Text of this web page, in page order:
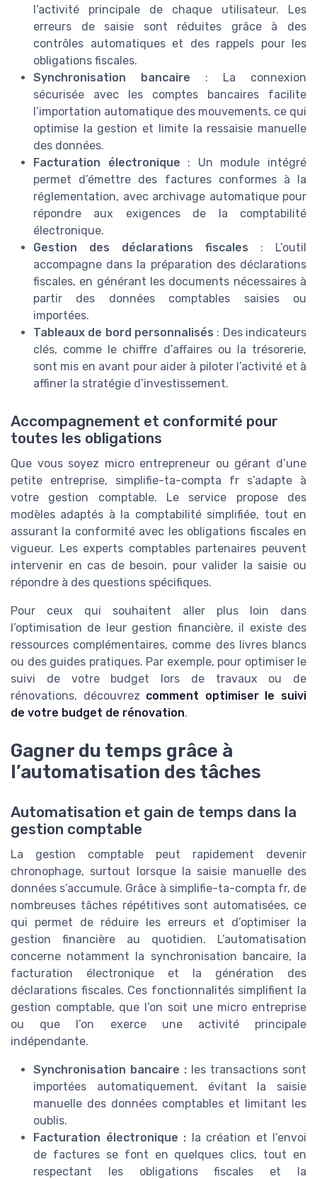
l’activité principale de chaque utilisateur. Les
erreurs de saisie sont réduites grâce à des
contrôles automatiques et des rappels pour les
obligations fiscales.
Synchronisation bancaire : La connexion
sécurisée avec les comptes bancaires facilite
l’importation automatique des mouvements, ce qui
optimise la gestion et limite la ressaisie manuelle
des données.
Facturation électronique : Un module intégré
permet d’émettre des factures conformes à la
réglementation, avec archivage automatique pour
répondre aux exigences de la comptabilité
électronique.
Gestion des déclarations fiscales : L’outil
accompagne dans la préparation des déclarations
fiscales, en générant les documents nécessaires à
partir des données comptables saisies ou
importées.
Tableaux de bord personnalisés : Des indicateurs
clés, comme le chiffre d’affaires ou la trésorerie,
sont mis en avant pour aider à piloter l’activité et à
affiner la stratégie d’investissement.
Accompagnement et conformité pour
toutes les obligations
Que vous soyez micro entrepreneur ou gérant d’une
petite entreprise, simplifie-ta-compta fr s’adapte à
votre gestion comptable. Le service propose des
modèles adaptés à la comptabilité simplifiée, tout en
assurant la conformité avec les obligations fiscales en
vigueur. Les experts comptables partenaires peuvent
intervenir en cas de besoin, pour valider la saisie ou
répondre à des questions spécifiques.
Pour ceux qui souhaitent aller plus loin dans
l’optimisation de leur gestion financière, il existe des
ressources complémentaires, comme des livres blancs
ou des guides pratiques. Par exemple, pour optimiser le
suivi de votre budget lors de travaux ou de
rénovations, découvrez comment optimiser le suivi
de votre budget de rénovation.
Gagner du temps grâce à
l’automatisation des tâches
Automatisation et gain de temps dans la
gestion comptable
La gestion comptable peut rapidement devenir
chronophage, surtout lorsque la saisie manuelle des
données s’accumule. Grâce à simplifie-ta-compta fr, de
nombreuses tâches répétitives sont automatisées, ce
qui permet de réduire les erreurs et d’optimiser la
gestion financière au quotidien. L’automatisation
concerne notamment la synchronisation bancaire, la
facturation électronique et la génération des
déclarations fiscales. Ces fonctionnalités simplifient la
gestion comptable, que l’on soit une micro entreprise
ou que l’on exerce une activité principale
indépendante.
Synchronisation bancaire : les transactions sont
importées automatiquement, évitant la saisie
manuelle des données comptables et limitant les
oublis.
Facturation électronique : la création et l’envoi
de factures se font en quelques clics, tout en
respectant les obligations fiscales et la